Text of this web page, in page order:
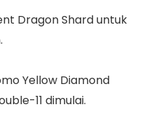
Dragon Shard untuk
Yellow Diamond
11 dimulai.